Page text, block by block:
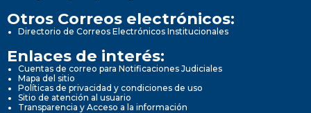
Otros Correos electrónicos:
Directorio de Correos Electrónicos Institucionales
Enlaces de interés:
Cuentas de correo para Notificaciones Judiciales
Mapa del sitio
Políticas de privacidad y condiciones de uso
Sitio de atención al usuario
Transparencia y Acceso a la información